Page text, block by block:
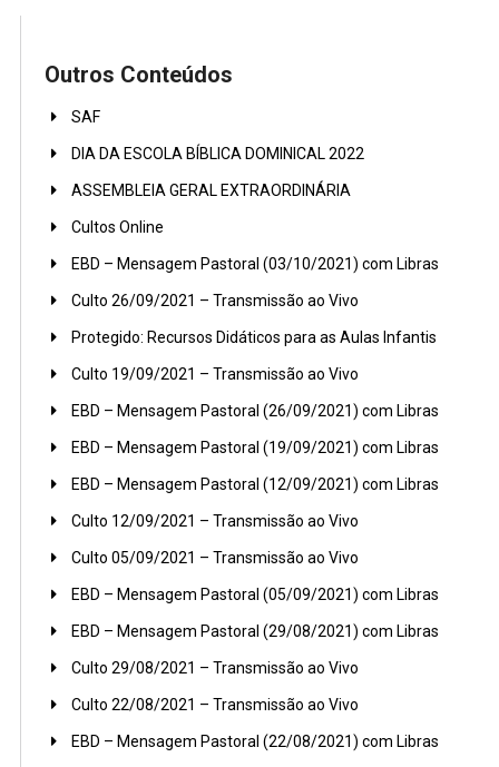
Outros Conteúdos
SAF
DIA DA ESCOLA BÍBLICA DOMINICAL 2022
ASSEMBLEIA GERAL EXTRAORDINÁRIA
Cultos Online
EBD – Mensagem Pastoral (03/10/2021) com Libras
Culto 26/09/2021 – Transmissão ao Vivo
Protegido: Recursos Didáticos para as Aulas Infantis
Culto 19/09/2021 – Transmissão ao Vivo
EBD – Mensagem Pastoral (26/09/2021) com Libras
EBD – Mensagem Pastoral (19/09/2021) com Libras
EBD – Mensagem Pastoral (12/09/2021) com Libras
Culto 12/09/2021 – Transmissão ao Vivo
Culto 05/09/2021 – Transmissão ao Vivo
EBD – Mensagem Pastoral (05/09/2021) com Libras
EBD – Mensagem Pastoral (29/08/2021) com Libras
Culto 29/08/2021 – Transmissão ao Vivo
Culto 22/08/2021 – Transmissão ao Vivo
EBD – Mensagem Pastoral (22/08/2021) com Libras